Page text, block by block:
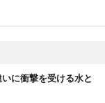
に衝撃を受ける水と